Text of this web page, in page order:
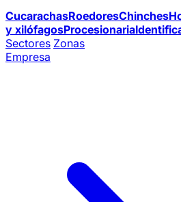
CucarachasRoedoresChinches
y xilófagosProcesionaria
Sectores Zonas
Empresa